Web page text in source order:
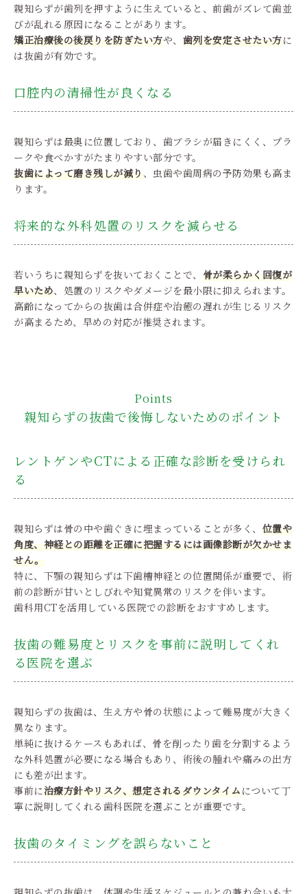
親知らずが歯列を押すように生えていると、前歯がズレて歯並
びが乱れる原因になることがあります。
矯正治療後の後戻りを防ぎたい方や、 歯列を安定させたい方に
は抜歯が有効です。
口腔内の清掃性が良くなる
親知らずは最奥に位置しており、歯ブラシが届きにくく、プラ
ークや食べかすがたまりやすい部分です。
抜歯によって磨き残しが減り 、虫歯や歯周病の予防効果も高ま
ります。
将来的な外科処置のリスクを減らせる
若いうちに親知らずを抜いておくことで、 骨が柔らかく回復が
早いため、処置のリスクやダメージを最小限に抑えられます。
高齢になってからの抜歯は合併症や治癒の遅れが生じるリスク
が高まるため、早めの対応が推奨されます。
Points
親知らずの抜歯で後悔しないためのポイント
レントゲンやCTによる正確な診断を受けられ
る
親知らずは骨の中や歯ぐきに埋まっていることが多く、 位置や
角度、神経との距離を正確に把握するには画像診断が欠かせま
せん。
特に、下顎の親知らずは下歯槽神経との位置関係が重要で、術
前の診断が甘いとしびれや知覚異常のリスクを伴います。
歯科用CTを活用している医院での診断をおすすめします。
抜歯の難易度とリスクを事前に説明してくれ
る医院を選ぶ
親知らずの抜歯は、生え方や骨の状態によって難易度が大きく
異なります。
単純に抜けるケースもあれば、骨を削ったり歯を分割するよう
な外科処置が必要になる場合もあり、術後の腫れや痛みの出方
にも差が出ます。
事前に治療方針やリスク、想定されるダウンタイム について丁
寧に説明してくれる歯科医院を選ぶことが重要です。
抜歯のタイミングを誤らないこと